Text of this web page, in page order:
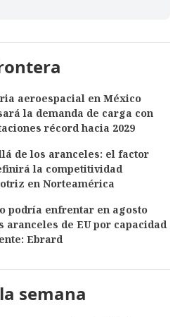
aeroespacial en México
la demanda de carga con
récord hacia 2029
de los aranceles: el factor
la competitividad
en Norteamérica
podría enfrentar en agosto
aranceles de EU por capacidad
Ebrard
semana